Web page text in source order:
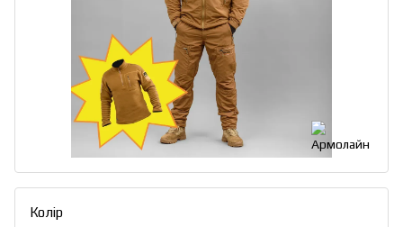
Колір